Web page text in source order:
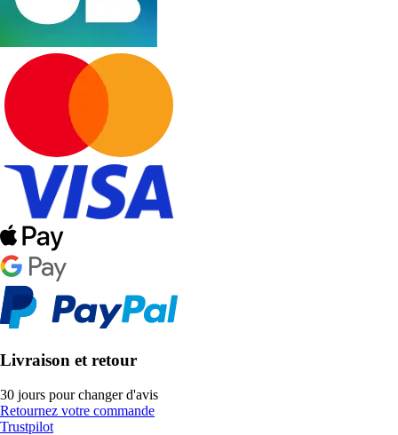
Livraison et retour
30 jours pour changer d'avis
Retournez votre commande
Trustpilot